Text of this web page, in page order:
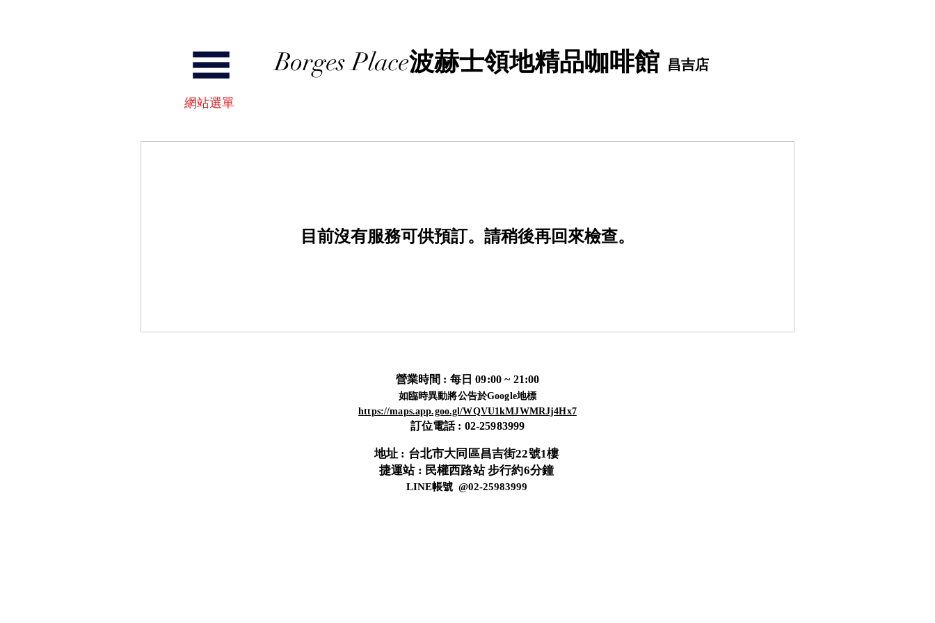
Borges Place波赫士領地精品咖啡館 ​昌吉店
​網站選單
目前沒有服務可供預訂。請稍後再回來檢查。
營業時間 : 每日 09:00 ~ 21:00​
如臨時異動將公告於Google地標
https://maps.app.goo.gl/WQVU1kMJWMRJj4Hx7
​訂位電話 : 02-25983999
地址 : 台北市大同區昌吉街22號1樓
​捷運站 : 民權西路站 步行約6分鐘
LINE帳號 @02-25983999